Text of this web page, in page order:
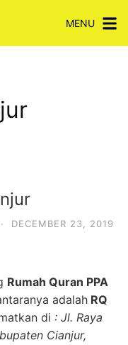
MENU
· DECEMBER 23, 2019
Rumah Quran PPA
adalah RQ
di : Jl. Raya
Cianjur,